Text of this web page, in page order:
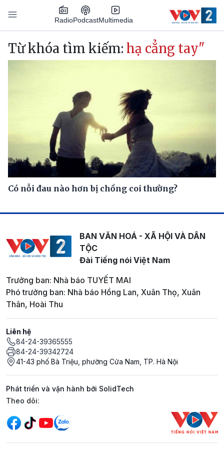
Nhảy đến nội dung
RadioPodcastMultimedia
Main navigation
Từ khóa tìm kiếm: hạ cẳng tay"
Có nỗi đau nào hơn bị chồng coi thường?
BAN VĂN HOÁ - XÃ HỘI VÀ DÂN
TỘC
Đài Tiếng nói Việt Nam
Trưởng ban: Nhà báo TUYẾT MAI
Phó trưởng ban: Nhà báo Hồng Lan, Xuân Thọ, Xuân
Thân, Hoài Thu
Liên hệ
84-24-39365555
84-24-39342724
41-43 phố Bà Triệu, phường Cửa Nam, TP. Hà Nội
Phát triển và vận hành bởi SolidTech
Mạng xã hội
Theo dõi: